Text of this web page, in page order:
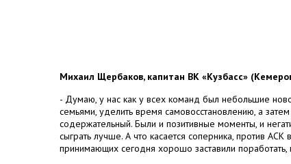
Михаил Щербаков, капитан ВК «Кузбасс»
- Думаю, у нас как у всех команд был небольшие
семьями, уделить время самовосстановлению, а
содержательный. Были и позитивные моменты, и
сыграть лучше. А что касается соперника, против
принимающих сегодня хорошо заставили